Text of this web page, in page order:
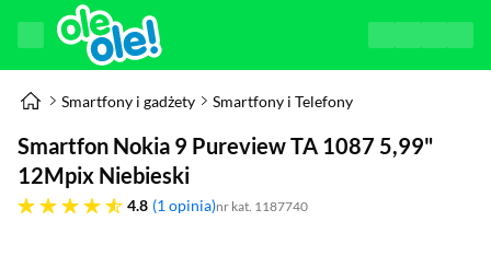
Smartfony i gadżety Smartfony i Telefony
Smartfon Nokia 9 Pureview TA 1087 5,99"
12Mpix Niebieski
4.8
4.8 gwiazdek 1 opinia nr kat. 1187740